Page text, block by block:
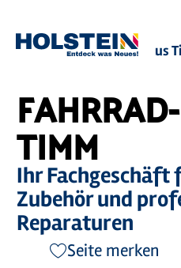
Sie
Startseite Fahrrad-Haus
TIMM
Ihr Fachgeschäft
Zubehör und
Reparaturen
Seite merken